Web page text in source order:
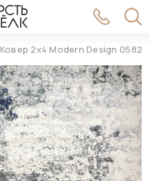
В корзину
Ковер 2x4 Modern Design 05827